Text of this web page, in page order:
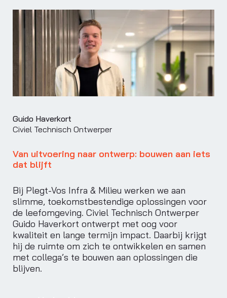
Guido Haverkort
Civiel Technisch Ontwerper
Van uitvoering naar ontwerp: bouwen aan iets
dat blijft
Bij Plegt-Vos Infra & Milieu werken we aan
slimme, toekomstbestendige oplossingen voor
de leefomgeving. Civiel Technisch Ontwerper
Guido Haverkort ontwerpt met oog voor
kwaliteit en lange termijn impact. Daarbij krijgt
hij de ruimte om zich te ontwikkelen en samen
met collega’s te bouwen aan oplossingen die
blijven.